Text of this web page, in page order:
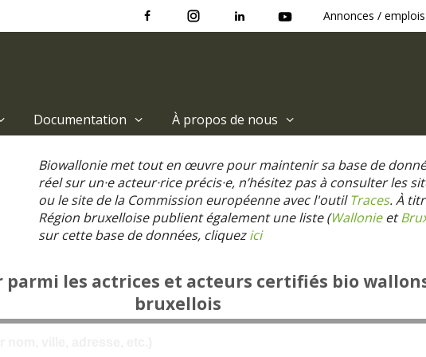
Annonces / emplois
Documentation À propos de nous
Biowallonie met tout en œuvre pour maintenir sa base de
réel sur un·e acteur·rice précis·e, n’hésitez pas à consulter les
ou le site de la Commission européenne avec l'outilTraces. À
Région bruxelloise publient également une liste (Wallonieet
sur cette base de données, cliquezici
parmi les actrices et acteurs certifiés bio
bruxellois